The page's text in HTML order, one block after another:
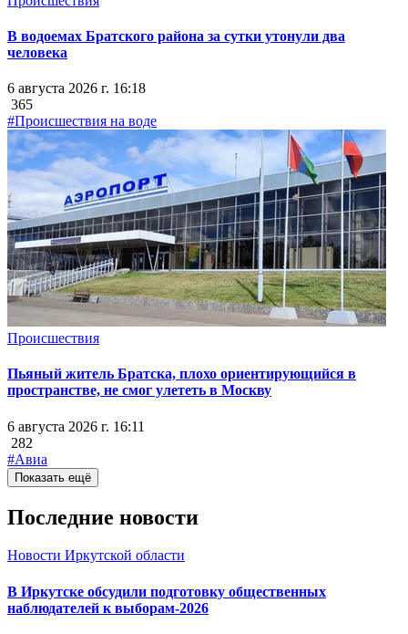
В водоемах Братского района за сутки утонули два
человека
6 августа 2026 г. 16:18
365
#Происшествия на воде
Происшествия
Пьяный житель Братска, плохо ориентирующийся в
пространстве, не смог улететь в Москву
6 августа 2026 г. 16:11
282
#Авиа
Показать ещё
Последние новости
Новости Иркутской области
В Иркутске обсудили подготовку общественных
наблюдателей к выборам-2026